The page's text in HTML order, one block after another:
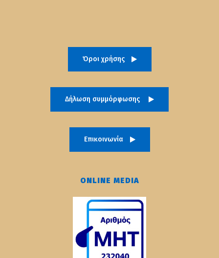
Όροι χρήσης
Δήλωση συμμόρφωσης
Επικοινωνία
ONLINE MEDIA